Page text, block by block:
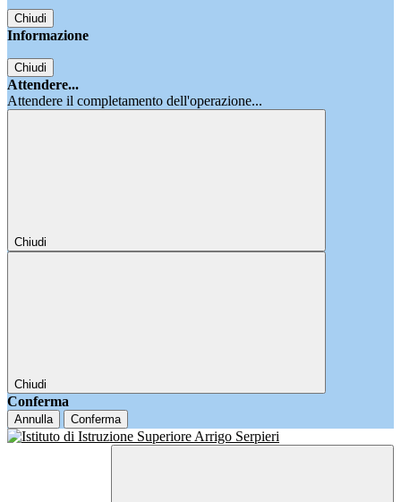
Chiudi
Informazione
Chiudi
Attendere...
Attendere il completamento dell'operazione...
Chiudi
Chiudi
Conferma
Annulla Conferma